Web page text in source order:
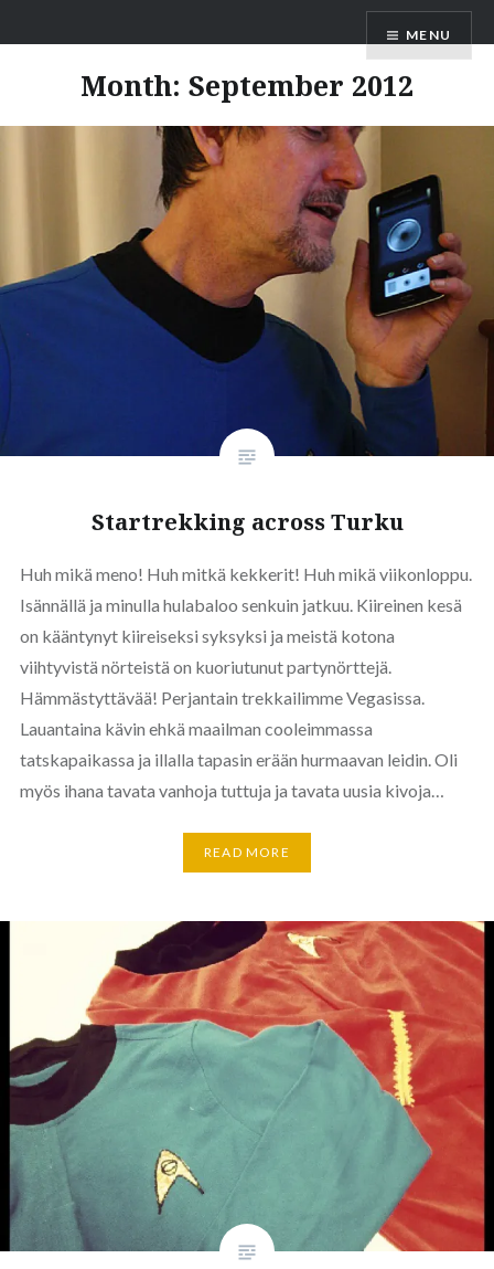
to
MENU
Month: September 2012
Startrekking across Turku
Huh mikä meno! Huh mitkä kekkerit! Huh mikä viikonloppu.
Isännällä ja minulla hulabaloo senkuin jatkuu. Kiireinen kesä
on kääntynyt kiireiseksi syksyksi ja meistä kotona
viihtyvistä nörteistä on kuoriutunut partynörttejä.
Hämmästyttävää! Perjantain trekkailimme Vegasissa.
Lauantaina kävin ehkä maailman cooleimmassa
tatskapaikassa ja illalla tapasin erään hurmaavan leidin. Oli
myös ihana tavata vanhoja tuttuja ja tavata uusia kivoja…
READ MORE